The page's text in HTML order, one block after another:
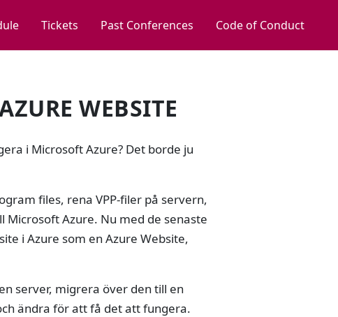
Tickets Past Conferences Code of Conduct
WEBSITE
i Microsoft Azure? Det borde ju
files, rena VPP-filer på servern,
Azure. Nu med de senaste
i Azure som en Azure Website,
server, migrera över den till en
ändra för att få det att fungera.